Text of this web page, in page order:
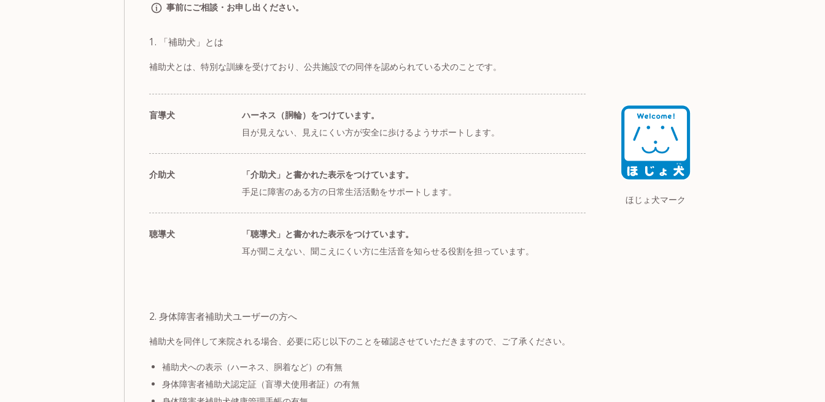
事前にご相談・お申し出ください。
1. 「補助犬」とは
補助犬とは、特別な訓練を受けており、公共施設での同伴を認められている犬のことです。
ほじょ犬マーク
盲導犬
ハーネス（胴輪）をつけています。
目が見えない、見えにくい方が安全に歩けるようサポートします。
介助犬
「介助犬」と書かれた表示をつけています。
手足に障害のある方の日常生活活動をサポートします。
聴導犬
「聴導犬」と書かれた表示をつけています。
耳が聞こえない、聞こえにくい方に生活音を知らせる役割を担っています。
2. 身体障害者補助犬ユーザーの方へ
補助犬を同伴して来院される場合、必要に応じ以下のことを確認させていただきますので、ご了承ください。
補助犬への表示（ハーネス、胴着など）の有無
身体障害者補助犬認定証（盲導犬使用者証）の有無